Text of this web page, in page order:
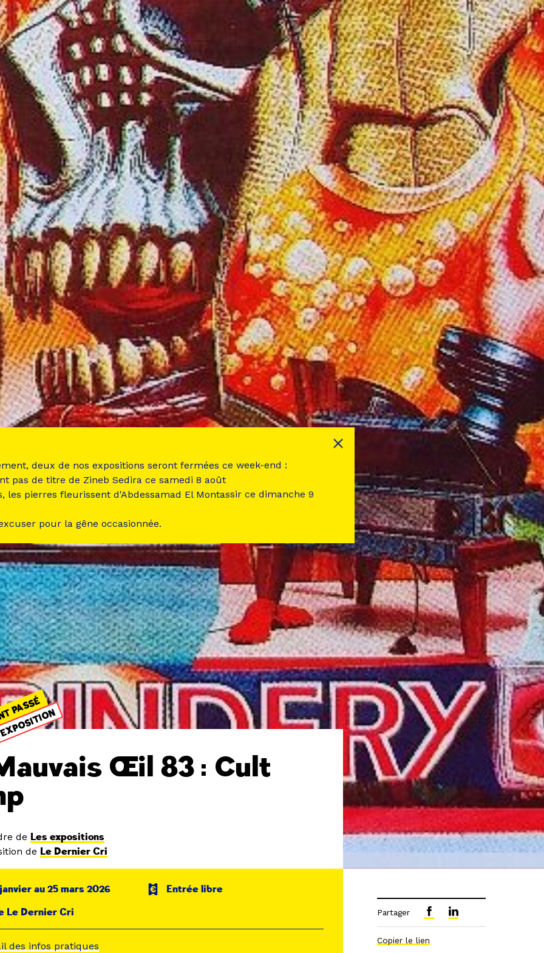
PASSÉ
Œil 83 : Cult
de Les expositions
de Le Dernier Cri
au 25 mars 2026
Entrée libre
Le Dernier Cri
des infos pratiques
Partager
Copier le lien
deux de nos expositions seront fermées ce week-end :
pas de titre de Zineb Sedira ce samedi 8 août
les pierres fleurissent d'Abdessamad El Montassir ce dimanche 9
pour la gêne occasionnée.